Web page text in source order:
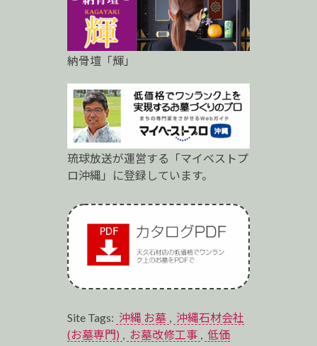
納骨壇「輝」
琉球放送が運営する「マイベストプ
ロ沖縄」に登録しています。
Site Tags: 沖縄 お墓
沖縄石材会社
(お墓専門)
お墓改修工事
低価